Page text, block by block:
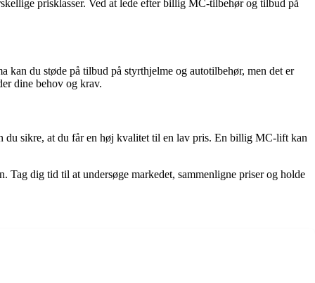
prisklasser. Ved at lede efter billig MC-tilbehør og tilbud på
du støde på tilbud på styrthjelme og autotilbehør, men det er
dine behov og krav.
sikre, at du får en høj kvalitet til en lav pris. En billig MC-lift kan
dig tid til at undersøge markedet, sammenligne priser og holde